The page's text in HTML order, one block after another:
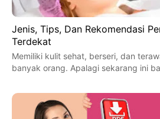
Jenis, Tips, Dan Rekomendasi
Terdekat
Memiliki kulit sehat, berseri, dan
banyak orang. Apalagi sekarang ini